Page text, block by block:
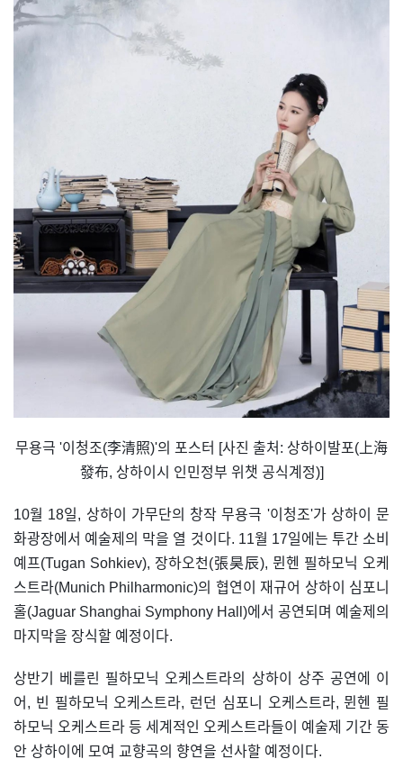
무용극 '이청조(李清照)'의 포스터 [사진 출처: 상하이발포(上海
發布, 상하이시 인민정부 위챗 공식계정)]
10월 18일, 상하이 가무단의 창작 무용극 '이청조'가 상하이 문
화광장에서 예술제의 막을 열 것이다. 11월 17일에는 투간 소비
예프(Tugan Sohkiev), 장하오천(張昊辰), 뮌헨 필하모닉 오케
스트라(Munich Philharmonic)의 협연이 재규어 상하이 심포니
홀(Jaguar Shanghai Symphony Hall)에서 공연되며 예술제의
마지막을 장식할 예정이다.
상반기 베를린 필하모닉 오케스트라의 상하이 상주 공연에 이
어, 빈 필하모닉 오케스트라, 런던 심포니 오케스트라, 뮌헨 필
하모닉 오케스트라 등 세계적인 오케스트라들이 예술제 기간 동
안 상하이에 모여 교향곡의 향연을 선사할 예정이다.